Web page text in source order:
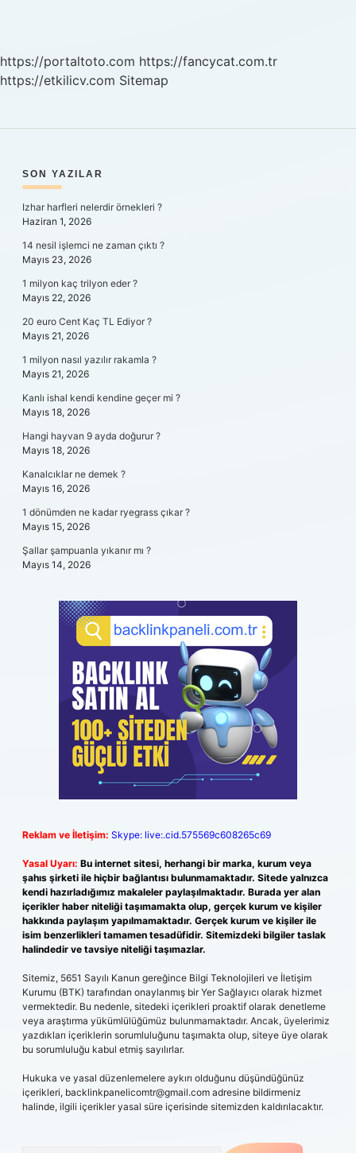
https://portaltoto.com https://fancycat.com.tr
https://etkilicv.com Sitemap
SIDEBAR
SON YAZILAR
Izhar harfleri nelerdir örnekleri ?
Haziran 1, 2026
14 nesil işlemci ne zaman çıktı ?
Mayıs 23, 2026
1 milyon kaç trilyon eder ?
Mayıs 22, 2026
20 euro Cent Kaç TL Ediyor ?
Mayıs 21, 2026
1 milyon nasıl yazılır rakamla ?
Mayıs 21, 2026
Kanlı ishal kendi kendine geçer mi ?
Mayıs 18, 2026
Hangi hayvan 9 ayda doğurur ?
Mayıs 18, 2026
Kanalcıklar ne demek ?
Mayıs 16, 2026
1 dönümden ne kadar ryegrass çıkar ?
Mayıs 15, 2026
Şallar şampuanla yıkanır mı ?
Mayıs 14, 2026
Reklam ve İletişim: Skype: live:.cid.575569c608265c69
Yasal Uyarı: Bu internet sitesi, herhangi bir marka, kurum veya
şahıs şirketi ile hiçbir bağlantısı bulunmamaktadır. Sitede yalnızca
kendi hazırladığımız makaleler paylaşılmaktadır. Burada yer alan
içerikler haber niteliği taşımamakta olup, gerçek kurum ve kişiler
hakkında paylaşım yapılmamaktadır. Gerçek kurum ve kişiler ile
isim benzerlikleri tamamen tesadüfidir. Sitemizdeki bilgiler taslak
halindedir ve tavsiye niteliği taşımazlar.
Sitemiz, 5651 Sayılı Kanun gereğince Bilgi Teknolojileri ve İletişim
Kurumu (BTK) tarafından onaylanmış bir Yer Sağlayıcı olarak hizmet
vermektedir. Bu nedenle, sitedeki içerikleri proaktif olarak denetleme
veya araştırma yükümlülüğümüz bulunmamaktadır. Ancak, üyelerimiz
yazdıkları içeriklerin sorumluluğunu taşımakta olup, siteye üye olarak
bu sorumluluğu kabul etmiş sayılırlar.
Hukuka ve yasal düzenlemelere aykırı olduğunu düşündüğünüz
içerikleri, backlinkpanelicomtr@gmail.com adresine bildirmeniz
halinde, ilgili içerikler yasal süre içerisinde sitemizden kaldırılacaktır.